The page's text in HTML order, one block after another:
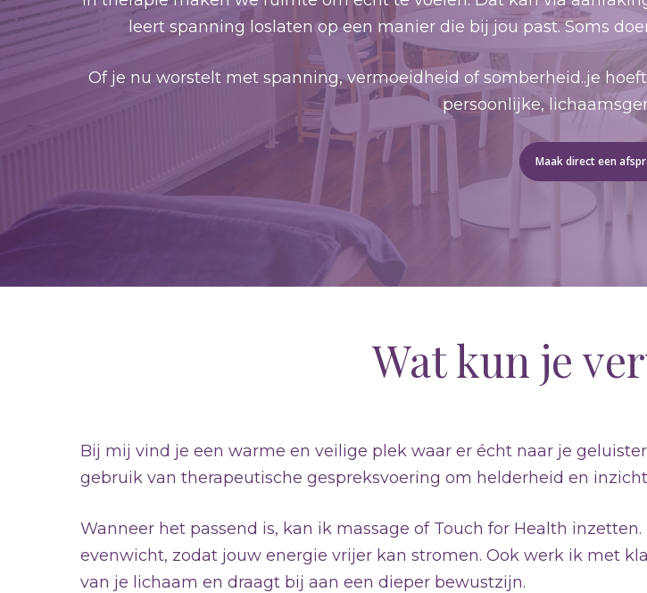
leert spanning loslaten op een manier die bij jou past. Soms
Of je nu worstelt met spanning, vermoeidheid of somberheid..je
persoonlijke,
Maak direct een
Wat kun je
Bij mij vind je een warme en veilige plek waar er écht naar je
gebruik van therapeutische gespreksvoering om helderheid en
Wanneer het passend is, kan ik massage of Touch for Health
evenwicht, zodat jouw energie vrijer kan stromen. Ook werk ik met
van je lichaam en draagt bij aan een dieper bewustzijn.